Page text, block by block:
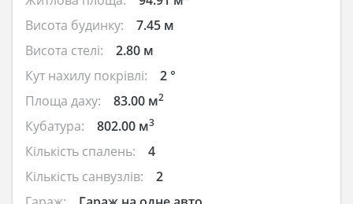
Висота будинку:
7.45 м
Висота стелі:
2.80 м
Кут нахилу покрівлі:
2 °
Площа даху:
83.00 м2
Кубатура: 802.00 м3
Кількість спалень:
4
Кількість санвузлів:
2